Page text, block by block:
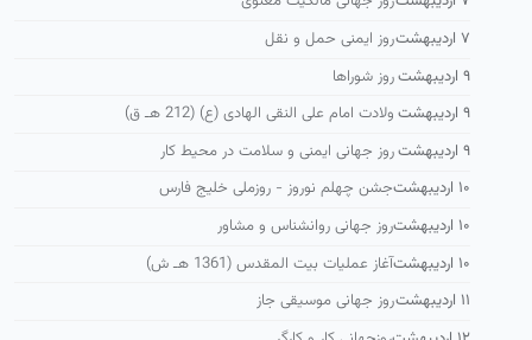
۷ اردیبهشت
روز ایمنی حمل و نقل
۹ اردیبهشت
روز شوراها
۹ اردیبهشت
ولادت امام علی النقی الهادی (ع) (212 هـ ق)
۹ اردیبهشت
روز جهانی ایمنی و سلامت در محیط کار
۱۰ اردیبهشت
جشن چهلم نوروز - روزملی خلیج فارس
۱۰ اردیبهشت
روز جهانی روانشناس و مشاور
۱۰ اردیبهشت
آغاز عملیات بیت المقدس (1361 هـ ش)
۱۱ اردیبهشت
روز جهانی موسیقی جاز